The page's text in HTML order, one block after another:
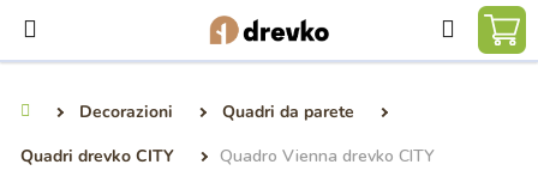
contenuto
Ricerca
Decorazioni
Quadri da parete
Quadri drevko CITY
Quadro Vienna drevko CITY